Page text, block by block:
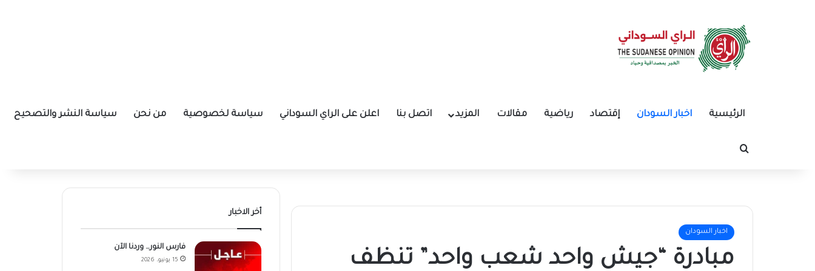
الرئيسية اخبار السودان إقتصاد رياضية مقالات المزيد اتصل بنا اعلن على الراي السوداني سياسة لخصوصية من نحن سياسة النشر والتصحيح
بحث عن
اخبار السودان
مبادرة “جيش واحد شعب واحد” تنظف
أخر الاخبار
فارس النور… وردنا الآن
15 يونيو، 2026